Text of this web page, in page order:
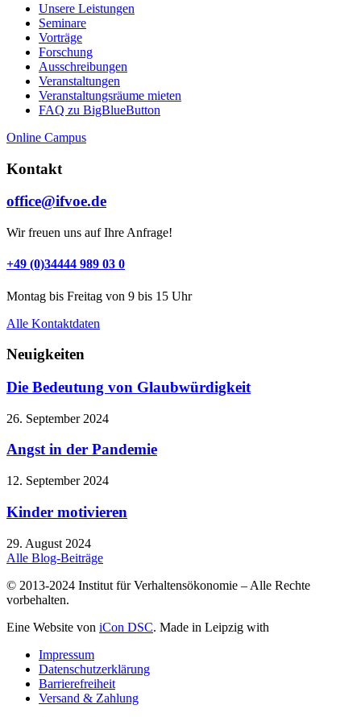
Unsere Leistungen
Seminare
Vorträge
Forschung
Ausschreibungen
Veranstaltungen
Veranstaltungs­räume mieten
FAQ zu BigBlueButton
Online Campus
Kontakt
office@ifvoe.de
Wir freuen uns auf Ihre Anfrage!
+49 (0)34444 989 03 0
Montag bis Freitag von 9 bis 15 Uhr
Alle Kontaktdaten
Neuigkeiten
Die Bedeutung von Glaubwürdigkeit
26. September 2024
Angst in der Pandemie
12. September 2024
Kinder motivieren
29. August 2024
Alle Blog-Beiträge
© 2013-2024 Institut für Verhaltensökonomie – Alle Rechte
vorbehalten.
Eine Website von iCon DSC. Made in Leipzig with
Impressum
Datenschutzerklärung
Barrierefreiheit
Versand & Zahlung